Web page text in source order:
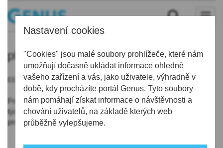
Nastavení cookies
"Cookies" jsou malé soubory prohlížeče, které nám
umožňují dočasně ukládat informace ohledně
vašeho zařízení a vás, jako uživatele, výhradně v
době, kdy procházíte portál Genus. Tyto soubory
nám pomáhají získat informace o návštěvnosti a
chování uživatelů, na základě kterých web
průběžně vylepšujeme.
phm
03.04.2021 | 11:34
Průměrné ceny pohonných hmot v LK dál rostou, už osmý
týden. Litr Naturalu 95 se aktuálně u čerpacích stanic v kraji
prodává v průměru za 31,22 Kč.